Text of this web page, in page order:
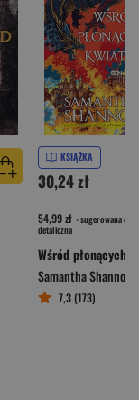
KSIĄŻKA
30,24 zł
54,99 zł - sugerowana cena
detaliczna
Samantha Shannon
7,3 (173)